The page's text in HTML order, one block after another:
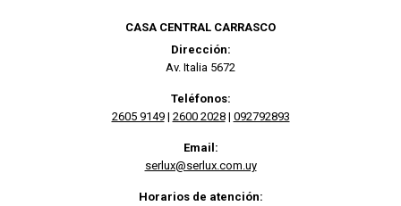
CASA CENTRAL CARRASCO
Dirección:
Av. Italia 5672
Teléfonos:
2605 9149| 2600 2028| 092792893
Email:
serlux@serlux.com.uy
Horarios de atención: